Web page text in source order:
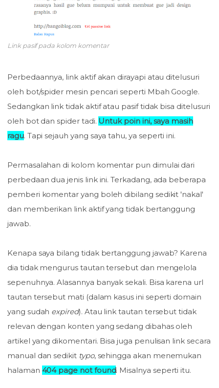
Link pasif pada kolom komentar
Perbedaannya, link aktif akan dirayapi atau ditelusuri
oleh bot/spider mesin pencari seperti Mbah Google.
Sedangkan link tidak aktif atau pasif tidak bisa ditelusuri
oleh bot dan spider tadi. Untuk poin ini, saya masih
ragu. Tapi sejauh yang saya tahu, ya seperti ini.
Permasalahan di kolom komentar pun dimulai dari
perbedaan dua jenis link ini. Terkadang, ada beberapa
pemberi komentar yang boleh dibilang sedikit 'nakal'
dan memberikan link aktif yang tidak bertanggung
jawab.
Kenapa saya bilang tidak bertanggung jawab? Karena
dia tidak mengurus tautan tersebut dan mengelola
sepenuhnya. Alasannya banyak sekali. Bisa karena url
tautan tersebut mati (dalam kasus ini seperti domain
yang sudah expired). Atau link tautan tersebut tidak
relevan dengan konten yang sedang dibahas oleh
artikel yang dikomentari. Bisa juga penulisan link secara
manual dan sedikit typo, sehingga akan menemukan
halaman 404 page not found. Misalnya seperti itu.